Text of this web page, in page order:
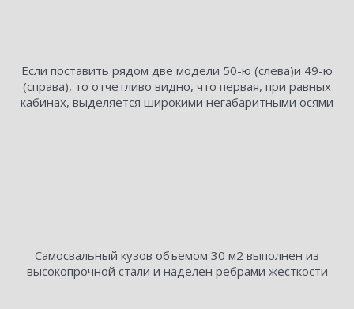
Если поставить рядом две модели 50-ю (слева)и 49-ю
(справа), то отчетливо видно, что первая, при равных
кабинах, выделяется широкими негабаритными осями
Самосвальный кузов объемом 30 м2 выполнен из
высокопрочной стали и наделен ребрами жесткости